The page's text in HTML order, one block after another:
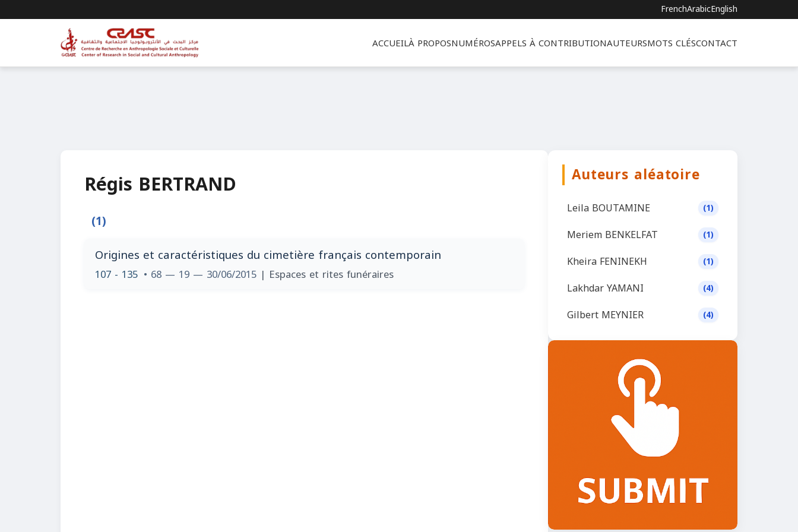
FrenchArabicEnglish
ACCUEILÀ PROPOSNUMÉROSAPPELS À CONTRIBUTIONAUTEURSMOTS CLÉSCONTACT
Régis BERTRAND
(1)
Origines et caractéristiques du cimetière français contemporain
107 - 135 • 68 — 19 — 30/06/2015 | Espaces et rites funéraires
Auteurs aléatoire
Leila BOUTAMINE (1)
Meriem BENKELFAT (1)
Kheira FENINEKH (1)
Lakhdar YAMANI (4)
Gilbert MEYNIER (4)